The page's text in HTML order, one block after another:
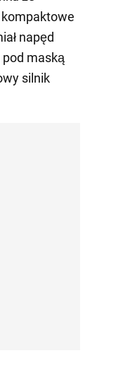
napęd
pod maską
silnik